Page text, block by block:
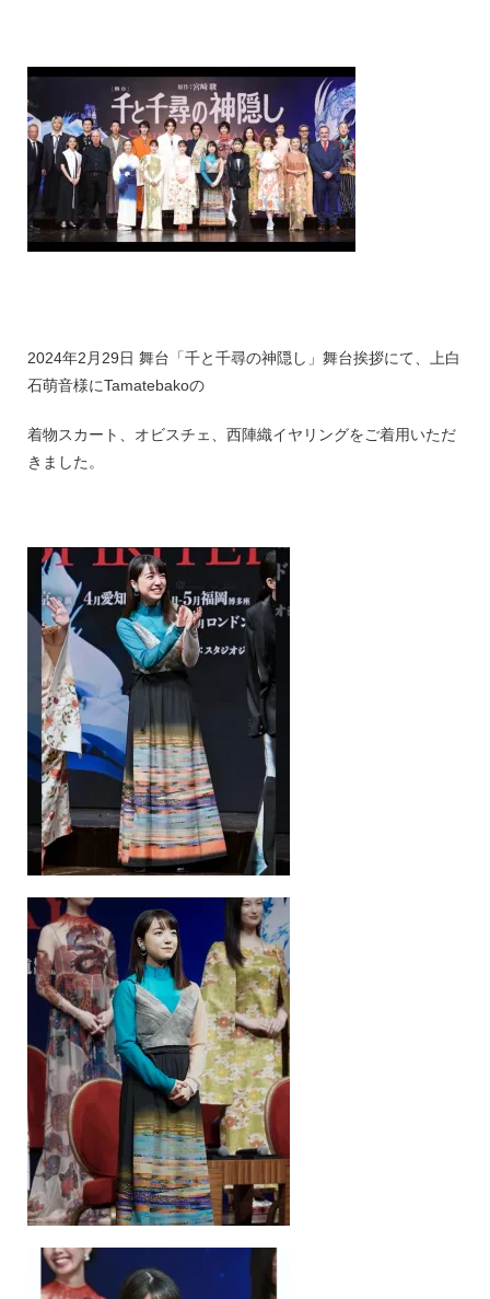
2024年2月29日 舞台「千と千尋の神隠し」舞台挨拶にて、上白
石萌音様にTamatebakoの
着物スカート、オビスチェ、西陣織イヤリングをご着用いただ
きました。